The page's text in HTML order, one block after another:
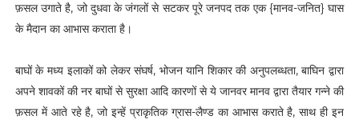
फ़सल उगाते है, जो दुधवा के जंगलों से सटकर पूरे जनपद तक एक {मानव-जनित} घास
के मैदान का आभास कराता है।
बाघों के मध्य इलाकों को लेकर संघर्ष, भोजन यानि शिकार की अनुपलब्धता, बाघिन द्वारा
अपने शावकों की नर बाघों से सुरक्षा आदि कारणों से ये जानवर मानव द्वारा तैयार गन्ने की
फ़सल में आते रहे है, जो इन्हें प्राकृतिक ग्रास-लैण्ड का आभास कराते है, साथ ही इन